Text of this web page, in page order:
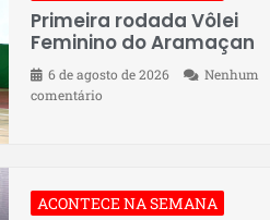
Primeira rodada Vôlei
Feminino do Aramaçan
6 de agosto de 2026
Nenhum
comentário
ACONTECE NA SEMANA